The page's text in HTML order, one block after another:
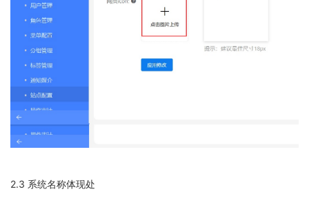
2.3 系统名称体现处